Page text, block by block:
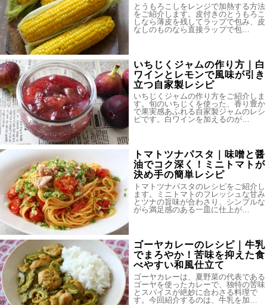
とうもろこしをレンジで加熱する方法
をご紹介します。皮付きのとうもろこ
しなら薄皮を残してラップで包み、皮
なしのものなら直接ラップで包…
いちじくジャムの作り方｜白
ワインとレモンで風味が引き
立つ自家製レシピ
いちじくジャムの作り方をご紹介しま
す。旬のいちじくを使った、香り豊か
で果実感あふれる自家製ジャムのレシ
ピです。白ワインを加えるのが…
トマトツナパスタ｜味噌と醤
油でコク深く！ミニトマトが
決め手の簡単レシピ
トマトツナパスタのレシピをご紹介し
ます。ミニトマトのフレッシュな甘み
とツナの旨味が合わさり、シンプルな
がら満足感のある一皿に仕上が…
ゴーヤカレーのレシピ｜牛乳
でまろやか！苦味を抑えた食
べやすい和風仕立て
ゴーヤカレーは、夏野菜の代表である
ゴーヤを使ったカレーで、独特の苦味
とスパイスが絶妙に合わさる料理で
す。今回紹介するのは、牛乳を加…